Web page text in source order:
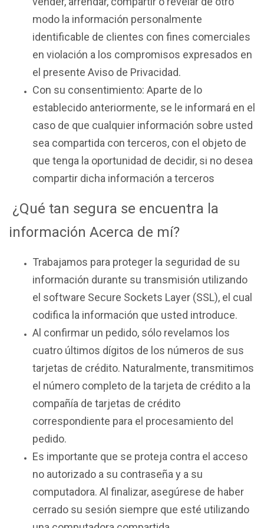
modo la información personalmente
identificable de clientes con fines comerciales
en violación a los compromisos expresados en
el presente Aviso de Privacidad.
Con su consentimiento: Aparte de lo
establecido anteriormente, se le informará en el
caso de que cualquier información sobre usted
sea compartida con terceros, con el objeto de
que tenga la oportunidad de decidir, si no desea
compartir dicha información a terceros
¿Qué tan segura se encuentra la
información Acerca de mí?
Trabajamos para proteger la seguridad de su
información durante su transmisión utilizando
el software Secure Sockets Layer (SSL), el cual
codifica la información que usted introduce.
Al confirmar un pedido, sólo revelamos los
cuatro últimos dígitos de los números de sus
tarjetas de crédito. Naturalmente, transmitimos
el número completo de la tarjeta de crédito a la
compañía de tarjetas de crédito
correspondiente para el procesamiento del
pedido.
Es importante que se proteja contra el acceso
no autorizado a su contraseña y a su
computadora. Al finalizar, asegúrese de haber
cerrado su sesión siempre que esté utilizando